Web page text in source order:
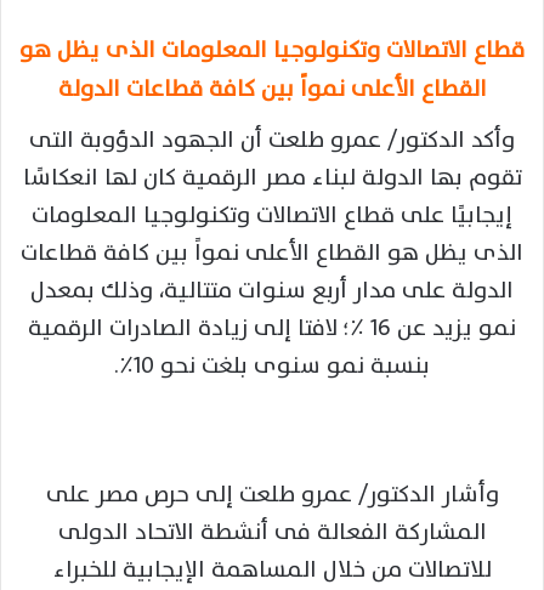
قطاع الاتصالات وتكنولوجيا المعلومات الذى يظل هو
القطاع الأعلى نمواً بين كافة قطاعات الدولة
وأكد الدكتور/ عمرو طلعت أن الجهود الدؤوبة التى
تقوم بها الدولة لبناء مصر الرقمية كان لها انعكاسًا
إيجابيًا على قطاع الاتصالات وتكنولوجيا المعلومات
الذى يظل هو القطاع الأعلى نمواً بين كافة قطاعات
الدولة على مدار أربع سنوات متتالية، وذلك بمعدل
نمو يزيد عن 16 ٪؛ لافتا إلى زيادة الصادرات الرقمية
بنسبة نمو سنوى بلغت نحو ١٠٪.
وأشار الدكتور/ عمرو طلعت إلى حرص مصر على
المشاركة الفعالة فى أنشطة الاتحاد الدولى
للاتصالات من خلال المساهمة الإيجابية للخبراء